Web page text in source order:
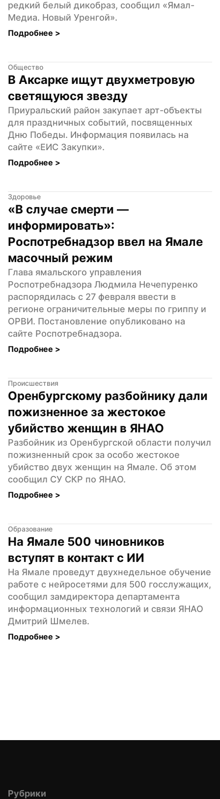
редкий белый дикобраз, сообщил «Ямал-
Медиа. Новый Уренгой».
Подробнее >
Общество
В Аксарке ищут двухметровую
светящуюся звезду
Приуральский район закупает арт-объекты
для праздничных событий, посвященных
Дню Победы. Информация появилась на
сайте «ЕИС Закупки».
Подробнее >
Здоровье
«В случае смерти —
информировать»:
Роспотребнадзор ввел на Ямале
масочный режим
Глава ямальского управления
Роспотребнадзора Людмила Нечепуренко
распорядилась с 27 февраля ввести в
регионе ограничительные меры по гриппу и
ОРВИ. Постановление опубликовано на
сайте Роспотребнадзора.
Подробнее >
Происшествия
Оренбургскому разбойнику дали
пожизненное за жестокое
убийство женщин в ЯНАО
Разбойник из Оренбургской области получил
пожизненный срок за особо жестокое
убийство двух женщин на Ямале. Об этом
сообщил СУ СКР по ЯНАО.
Подробнее >
Образование
На Ямале 500 чиновников
вступят в контакт с ИИ
На Ямале проведут двухнедельное обучение
работе с нейросетями для 500 госслужащих,
сообщил замдиректора департамента
информационных технологий и связи ЯНАО
Дмитрий Шмелев.
Подробнее >
Рубрики